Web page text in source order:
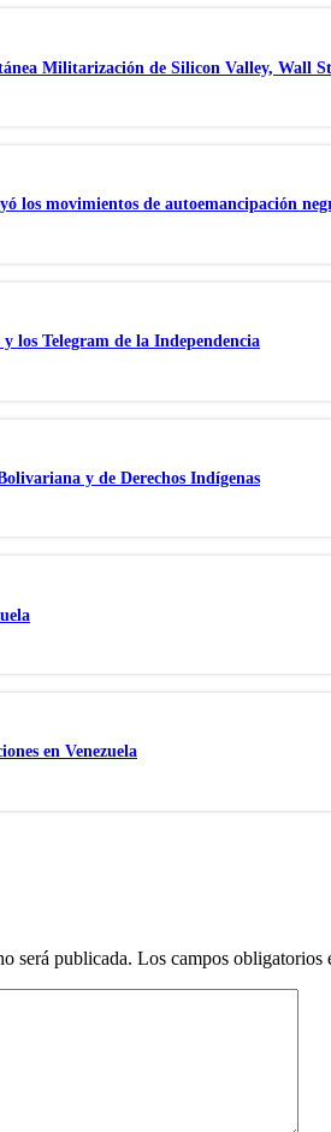
Militarización de Silicon Valley, Wall
los movimientos de autoemancipación
los Telegram de la Independencia
y de Derechos Indígenas
en Venezuela
será publicada. Los campos obligatorios